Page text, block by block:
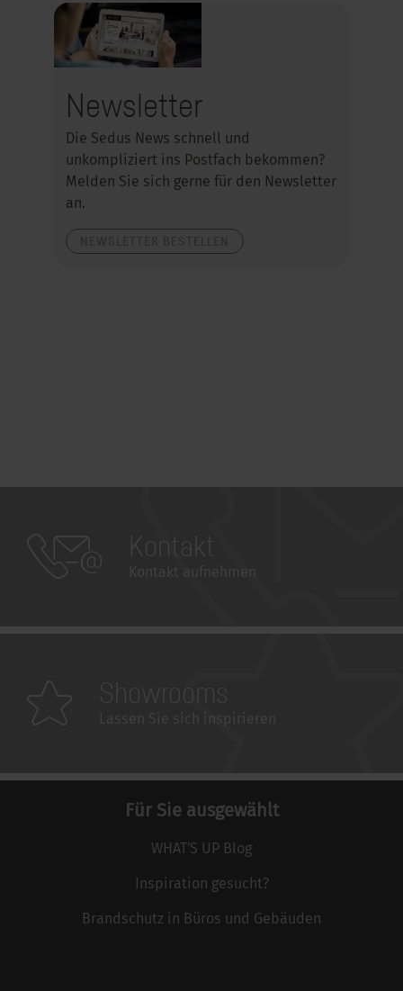
Newsletter
Die Sedus News schnell und
unkompliziert ins Postfach bekommen?
Melden Sie sich gerne für den Newsletter
an.
Für Sie ausgewählt
WHAT'S UP Blog
Inspiration gesucht?
Brandschutz in Büros und Gebäuden